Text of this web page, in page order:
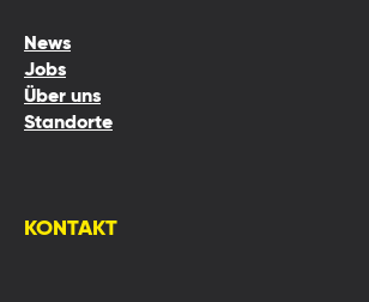
News
Jobs
Über uns
Standorte
KONTAKT